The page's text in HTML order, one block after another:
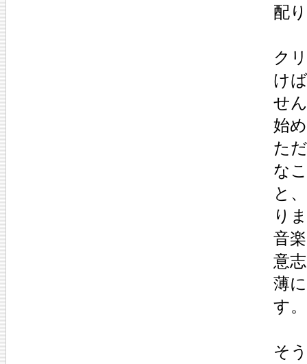
配
ク
け
せ
始
た
な
と
り
音
意
薄
す。
そ